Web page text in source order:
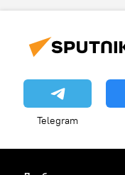
Telegram